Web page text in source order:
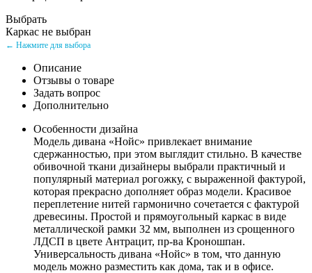
Выбрать
Каркас не выбран
← Нажмите для выбора
Описание
Отзывы о товаре
Задать вопрос
Дополнительно
Особенности дизайна
Модель дивана «Нойс» привлекает внимание
сдержанностью, при этом выглядит стильно. В качестве
обивочной ткани дизайнеры выбрали практичный и
популярный материал рогожку, с выраженной фактурой,
которая прекрасно дополняет образ модели. Красивое
переплетение нитей гармонично сочетается с фактурой
древесины. Простой и прямоугольный каркас в виде
металлической рамки 32 мм, выполнен из срощенного
ЛДСП в цвете Антрацит, пр-ва Кроношпан.
Универсальность дивана «Нойс» в том, что данную
модель можно разместить как дома, так и в офисе.